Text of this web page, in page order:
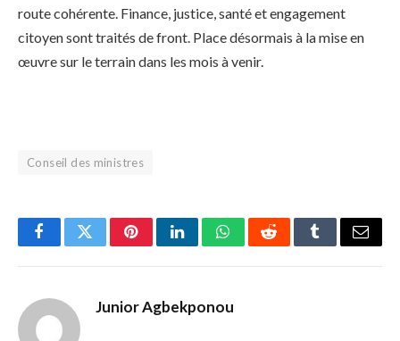
route cohérente. Finance, justice, santé et engagement
citoyen sont traités de front. Place désormais à la mise en
œuvre sur le terrain dans les mois à venir.
Conseil des ministres
FacebookTwitterPinterestLinkedInWhatsAppRedditTumblrEmail
Junior Agbekponou